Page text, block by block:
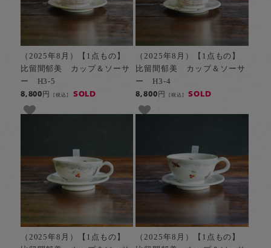
（2025年8月）【1点もの】
比留間郁美 カップ＆ソーサ
ー H3-5
8,800円[税込] SOLD
（2025年8月）【1点もの】
比留間郁美 カップ＆ソーサ
ー H3-4
8,800円 [税込] SOLD
（2025年8月）【1点もの】
（2025年8月）【1点もの】